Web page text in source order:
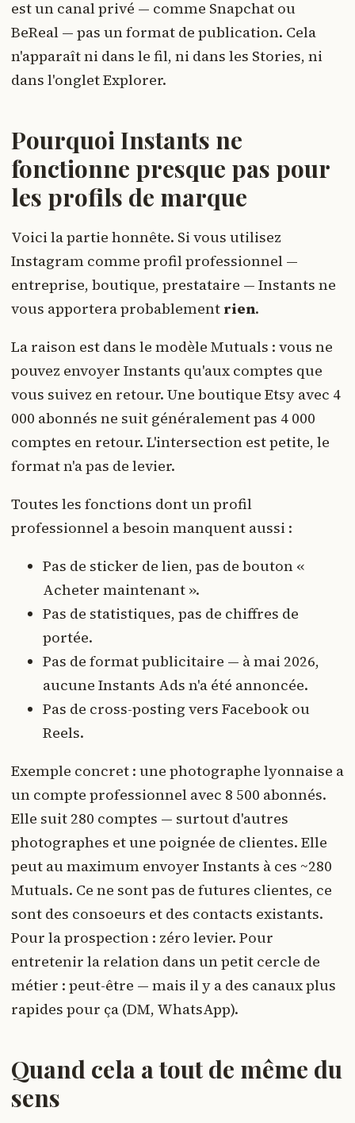
est un canal privé — comme Snapchat ou
BeReal — pas un format de publication. Cela
n'apparaît ni dans le fil, ni dans les Stories, ni
dans l'onglet Explorer.
Pourquoi Instants ne
fonctionne presque pas pour
les profils de marque
Voici la partie honnête. Si vous utilisez
Instagram comme profil professionnel —
entreprise, boutique, prestataire — Instants ne
vous apportera probablement rien.
La raison est dans le modèle Mutuals : vous ne
pouvez envoyer Instants qu'aux comptes que
vous suivez en retour. Une boutique Etsy avec 4
000 abonnés ne suit généralement pas 4 000
comptes en retour. L'intersection est petite, le
format n'a pas de levier.
Toutes les fonctions dont un profil
professionnel a besoin manquent aussi :
Pas de sticker de lien, pas de bouton «
Acheter maintenant ».
Pas de statistiques, pas de chiffres de
portée.
Pas de format publicitaire — à mai 2026,
aucune Instants Ads n'a été annoncée.
Pas de cross-posting vers Facebook ou
Reels.
Exemple concret : une photographe lyonnaise a
un compte professionnel avec 8 500 abonnés.
Elle suit 280 comptes — surtout d'autres
photographes et une poignée de clientes. Elle
peut au maximum envoyer Instants à ces ~280
Mutuals. Ce ne sont pas de futures clientes, ce
sont des consoeurs et des contacts existants.
Pour la prospection : zéro levier. Pour
entretenir la relation dans un petit cercle de
métier : peut-être — mais il y a des canaux plus
rapides pour ça (DM, WhatsApp).
Quand cela a tout de même du
sens